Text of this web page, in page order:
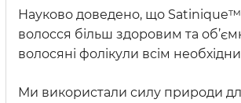
Науково доведено, що Satinique™
волосся більш здоровим та
волосяні фолікули всім
Ми використали силу природи